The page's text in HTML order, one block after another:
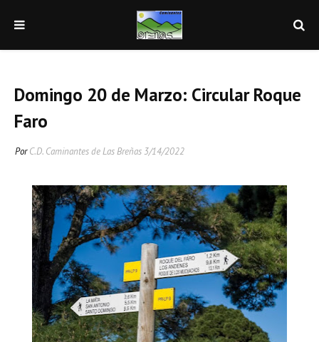
Domingo 20 de Marzo: Circular Roque
Faro
Por C.D. Caminantes de Las Breñas 3/14/2022